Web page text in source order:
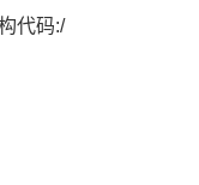
代码:/